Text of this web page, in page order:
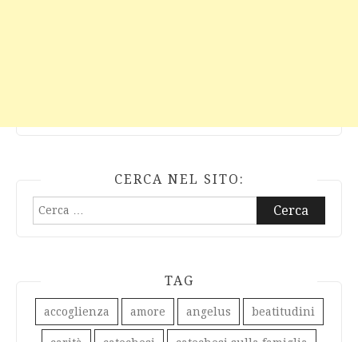
CERCA NEL SITO:
Ricerca
TAG
accoglienza amore angelus beatitudini